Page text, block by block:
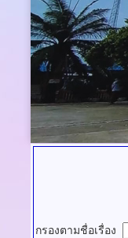
กรองตามชื่อเรื่อง